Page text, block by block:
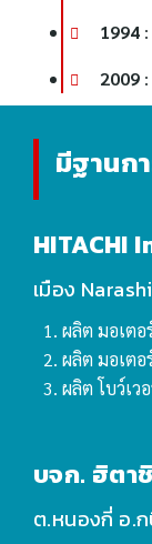
1994
2009
มีฐานก
HITACHI
เมือง
ผลิต มอเตอ
ผลิต มอเตอ
ผลิต โบว์เว
บจก. ฮิตา
ต.หนองกี่ อ.